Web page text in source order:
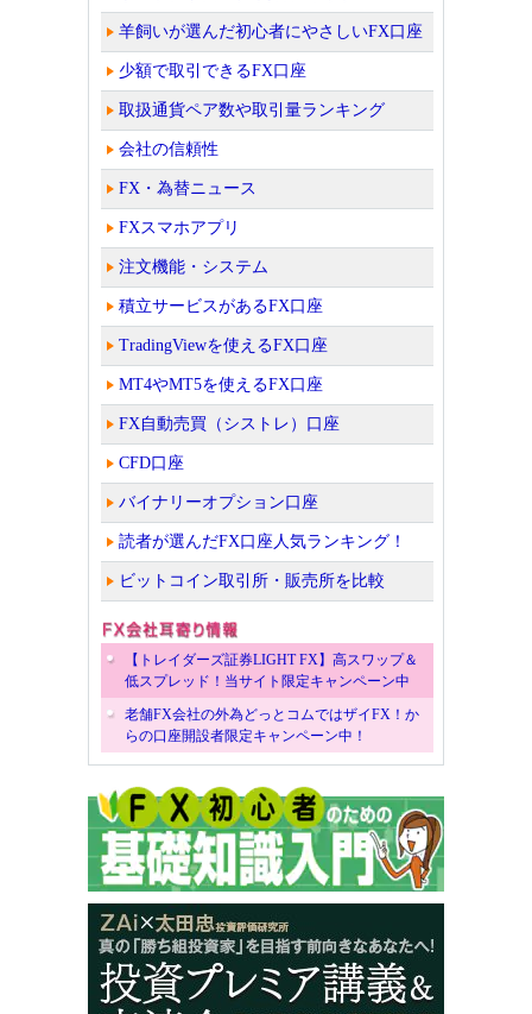
羊飼いが選んだ初心者にやさしいFX口座
少額で取引できるFX口座
取扱通貨ペア数や取引量ランキング
会社の信頼性
FX・為替ニュース
FXスマホアプリ
注文機能・システム
積立サービスがあるFX口座
TradingViewを使えるFX口座
MT4やMT5を使えるFX口座
FX自動売買（シストレ）口座
CFD口座
バイナリーオプション口座
読者が選んだFX口座人気ランキング！
ビットコイン取引所・販売所を比較
【トレイダーズ証券LIGHT FX】高スワップ＆
低スプレッド！当サイト限定キャンペーン中
老舗FX会社の外為どっとコムではザイFX！か
らの口座開設者限定キャンペーン中！